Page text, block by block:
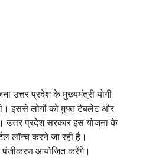
उत्तर प्रदेश के मुख्यमंत्री योगी
इससे लोगों को मुफ्त टैबलेट और
उत्तर प्रदेश सरकार इस योजना के
लॉन्च करने जा रही है।
पंजीकरण आयोजित करेंगे।